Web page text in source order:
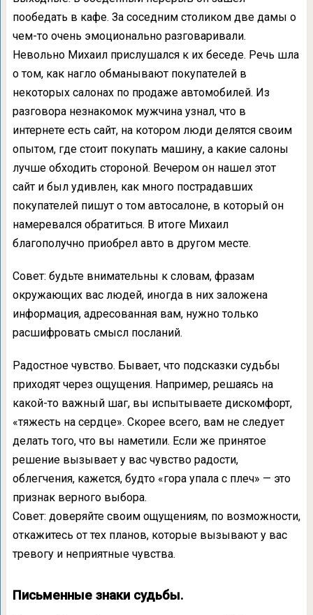
пообедать в кафе. За соседним столиком две дамы о
чем-то очень эмоционально разговаривали.
Невольно Михаил прислушался к их беседе. Речь шла
о том, как нагло обманывают покупателей в
некоторых салонах по продаже автомобилей. Из
разговора незнакомок мужчина узнал, что в
интернете есть сайт, на котором люди делятся своим
опытом, где стоит покупать машину, а какие салоны
лучше обходить стороной. Вечером он нашел этот
сайт и был удивлен, как много пострадавших
покупателей пишут о том автосалоне, в который он
намеревался обратиться. В итоге Михаил
благополучно приобрел авто в другом месте.
Совет: будьте внимательны к словам, фразам
окружающих вас людей, иногда в них заложена
информация, адресованная вам, нужно только
расшифровать смысл посланий.
Радостное чувство. Бывает, что подсказки судьбы
приходят через ощущения. Например, решаясь на
какой-то важный шаг, вы испытываете дискомфорт,
«тяжесть на сердце». Скорее всего, вам не следует
делать того, что вы наметили. Если же принятое
решение вызывает у вас чувство радости,
облегчения, кажется, будто «гора упала с плеч» — это
признак верного выбора.
Совет: доверяйте своим ощущениям, по возможности,
откажитесь от тех планов, которые вызывают у вас
тревогу и неприятные чувства.
Письменные знаки судьбы.